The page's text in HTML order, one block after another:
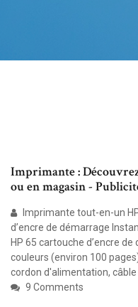
Imprimante :
ou en magasin -
Imprimante tout-en-un
d’encre de démarrage
HP 65 cartouche d’encre
couleurs (environ 100
cordon d'alimentation,
9 Comments